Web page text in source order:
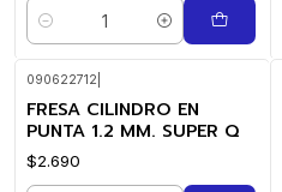
Cantidad
090622712
FRESA CILINDRO EN
PUNTA 1.2 MM. SUPER Q
$2.690